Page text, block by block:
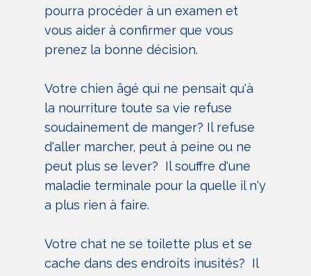
pourra procéder à un examen et
vous aider à confirmer que vous
prenez la bonne décision.
Votre chien âgé qui ne pensait qu'à
la nourriture toute sa vie refuse
soudainement de manger? Il refuse
d'aller marcher, peut à peine ou ne
peut plus se lever? Il souffre d'une
maladie terminale pour la quelle il n'y
a plus rien à faire.
Votre chat ne se toilette plus et se
cache dans des endroits inusités? Il